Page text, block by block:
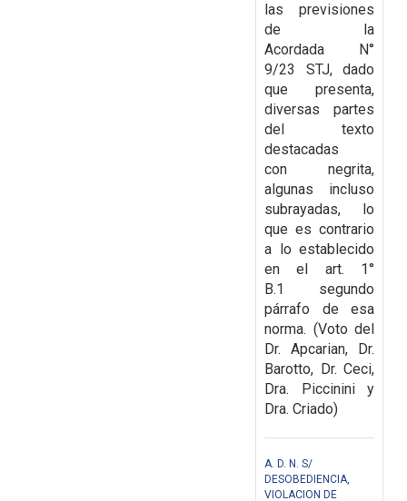
las previsiones
de la
Acordada
N°
9/23 STJ, dado
que presenta,
diversas partes
del texto
destacadas
con negrita,
algunas incluso
subrayadas, lo
que es contrario
a lo establecido
en el art. 1°
B.1 segundo
párrafo de esa
norma. (Voto del
Dr. Apcarian, Dr.
Barotto, Dr. Ceci,
Dra. Piccinini y
Dra. Criado)
A. D. N. S/
DESOBEDIENCIA,
VIOLACION DE